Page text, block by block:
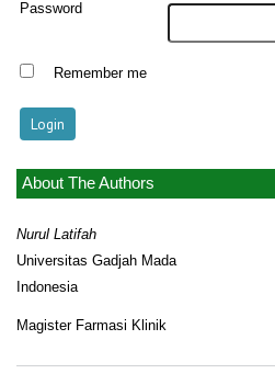
Password
Remember me
About The Authors
Nurul Latifah
Universitas Gadjah Mada
Indonesia
Magister Farmasi Klinik